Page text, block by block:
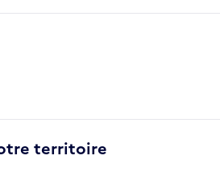
territoire